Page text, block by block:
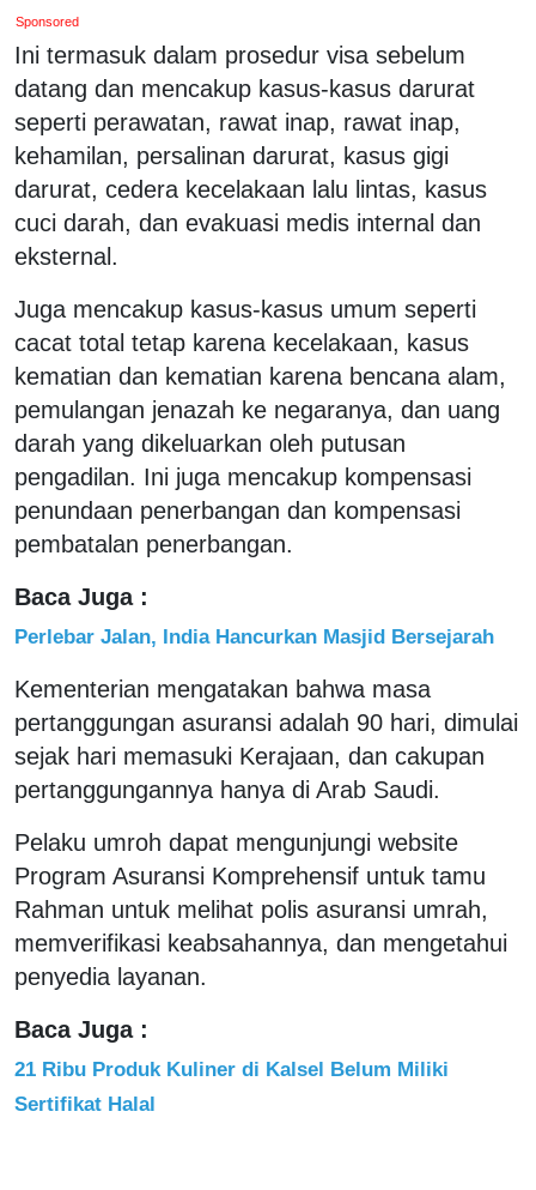
Sponsored
Ini termasuk dalam prosedur visa sebelum
datang dan mencakup kasus-kasus darurat
seperti perawatan, rawat inap, rawat inap,
kehamilan, persalinan darurat, kasus gigi
darurat, cedera kecelakaan lalu lintas, kasus
cuci darah, dan evakuasi medis internal dan
eksternal.
Juga mencakup kasus-kasus umum seperti
cacat total tetap karena kecelakaan, kasus
kematian dan kematian karena bencana alam,
pemulangan jenazah ke negaranya, dan uang
darah yang dikeluarkan oleh putusan
pengadilan. Ini juga mencakup kompensasi
penundaan penerbangan dan kompensasi
pembatalan penerbangan.
Baca Juga :
Perlebar Jalan, India Hancurkan Masjid Bersejarah
Kementerian mengatakan bahwa masa
pertanggungan asuransi adalah 90 hari, dimulai
sejak hari memasuki Kerajaan, dan cakupan
pertanggungannya hanya di Arab Saudi.
Pelaku umroh dapat mengunjungi website
Program Asuransi Komprehensif untuk tamu
Rahman untuk melihat polis asuransi umrah,
memverifikasi keabsahannya, dan mengetahui
penyedia layanan.
Baca Juga :
21 Ribu Produk Kuliner di Kalsel Belum Miliki
Sertifikat Halal